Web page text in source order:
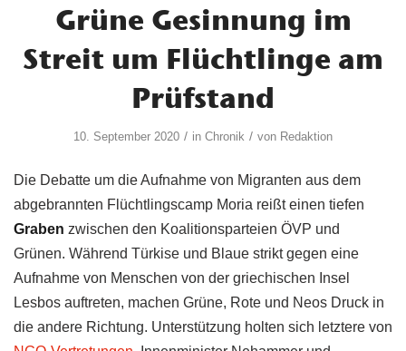
Grüne Gesinnung im
Streit um Flüchtlinge am
Prüfstand
10. September 2020 / in Chronik / von Redaktion
Die Debatte um die Aufnahme von Migranten aus dem
abgebrannten Flüchtlingscamp Moria reißt einen tiefen
Graben zwischen den Koalitionsparteien ÖVP und
Grünen. Während Türkise und Blaue strikt gegen eine
Aufnahme von Menschen von der griechischen Insel
Lesbos auftreten, machen Grüne, Rote und Neos Druck in
die andere Richtung. Unterstützung holten sich letztere von